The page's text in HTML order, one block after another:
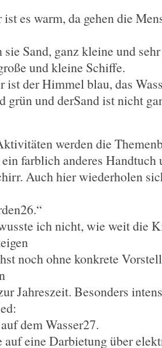
es warm, da gehen die
Sand, ganz kleine und
und kleine Schiffe.
ist der Himmel blau, das
grün und derSand ist nicht
werden die
farblich anderes
Auch hier wiederholen
ich nicht, wie weit die
noch ohne konkrete
Jahreszeit. Besonders
dem Wasser27.
eine Darbietung über